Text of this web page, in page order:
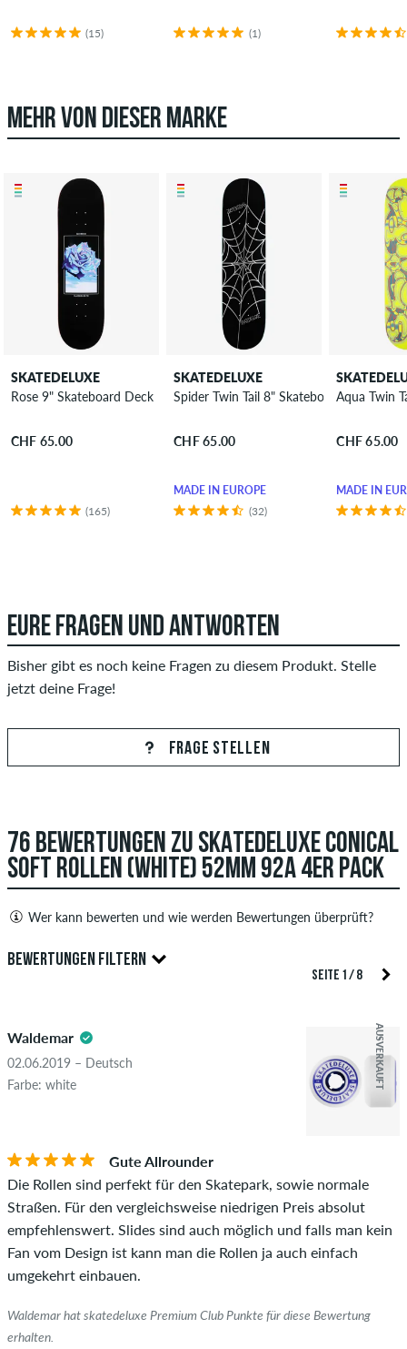
(15) (1)
MEHR VON DIESER MARKE
SKATEDELUXE
Rose 9" Skateboard Deck
CHF 65.00
(165)
SKATEDELUXE
Spider Twin Tail 8" Skateboard Deck
CHF 65.00
MADE IN EUROPE
(32)
Aqua Twin
CHF 65.00
MADE IN
EURE FRAGEN UND ANTWORTEN
Bisher gibt es noch keine Fragen zu diesem Produkt. Stelle
jetzt deine Frage!
FRAGE STELLEN
76 BEWERTUNGEN ZU SKATEDELUXE CONICAL
SOFT ROLLEN (WHITE) 52MM 92A 4ER PACK
Wer kann bewerten und wie werden Bewertungen überprüft?
Nur Personen mit einem skatedeluxe Kundenkonto können
Bewertungen abgeben. Diese werden erst nach unserer
beleidigenden oder obszönen Inhalten sowie Bewertungen,
die geltendes Recht oder Urheberrechte verletzen oder Spam
und Fremdwerbung enthalten, werden nicht veröffentlicht.
Die Sternebewertung des Artikels ist der Durchschnitt aller
Ob die Bewertung von einer Person stammt, die diesen
Artikel wirklich gekauft hat, erkennst du am grünen Haken
neben dem Namen mit dem Zusatz "Verifizierter Kauf". Bei
diesen Personen wurde der Kauf anhand ihrer Bestellungen
überprüft. Bei Bewertungen ohne grünen Haken, können wir
leider nicht garantieren, dass die Personen den Artikel
wirklich besitzen oder besessen haben.
BEWERTUNGEN FILTERN
5.0
SEITE 1 / 8
Waldemar
02.06.2019 – Deutsch
Farbe: white
AUSVERKAUFT
Gute Allrounder
Die Rollen sind perfekt für den Skatepark, sowie normale
Straßen. Für den vergleichsweise niedrigen Preis absolut
empfehlenswert. Slides sind auch möglich und falls man kein
Fan vom Design ist kann man die Rollen ja auch einfach
umgekehrt einbauen.
Waldemar hat skatedeluxe Premium Club Punkte für diese Bewertung
erhalten.